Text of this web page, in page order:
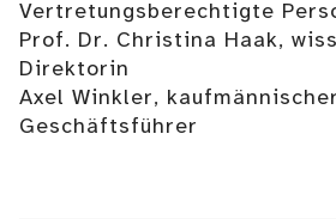
Vertretungsberechtigte
Prof. Dr. Christina Haak,
Direktorin
Axel Winkler, kaufmännischer
Geschäftsführer